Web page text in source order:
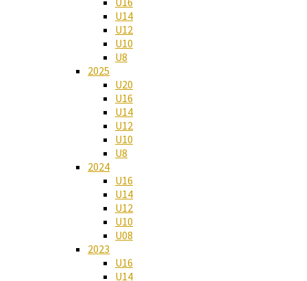
U14
U12
U10
U8
2025
U20
U16
U14
U12
U10
U8
2024
U16
U14
U12
U10
U08
2023
U16
U14